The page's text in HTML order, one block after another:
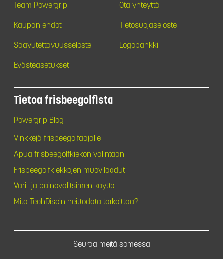
Team Powergrip Ota yhteyttä
Kaupan ehdot Tietosuojaseloste
Saavutettavuusseloste Logopankki
Evästeasetukset
Tietoa frisbeegolfista
Powergrip Blog
Vinkkejä frisbeegolfaajalle
Apua frisbeegolfkiekon valintaan
Frisbeegolfkiekkojen muovilaadut
Väri- ja painovalitsimen käyttö
Mitä TechDiscin heittodata tarkoittaa?
Seuraa meitä somessa